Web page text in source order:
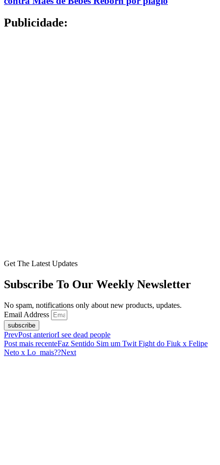
Publicidade:
Get The Latest Updates
Subscribe To Our Weekly Newsletter
No spam, notifications only about new products, updates.
Email Address
subscribe
PrevPost anteriorI see dead people
Post mais recenteFaz Sentido Sim um Twit Fight do Fiuk x Felipe
Neto x Lo_mais??Next